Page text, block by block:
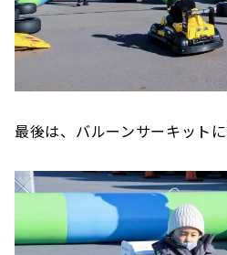
最後は、バルーンサーキット